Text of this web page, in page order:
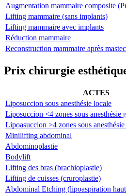
Augmentation mammaire composite
Lifting mammaire (sans implants)
Lifting mammaire avec implants
Réduction mammaire
Reconstruction mammaire après
Prix chirurgie
ACTES
Liposuccion sous anesthésie locale
Liposuccion <4 zones sous anesthésie
Lipoasuccion >4 zones sous
Minilifting abdominal
Abdominoplastie
Bodylift
Lifting des bras (brachioplastie)
Lifting de cuisses (cruroplastie)
Abdominal Etching (lipoaspiration